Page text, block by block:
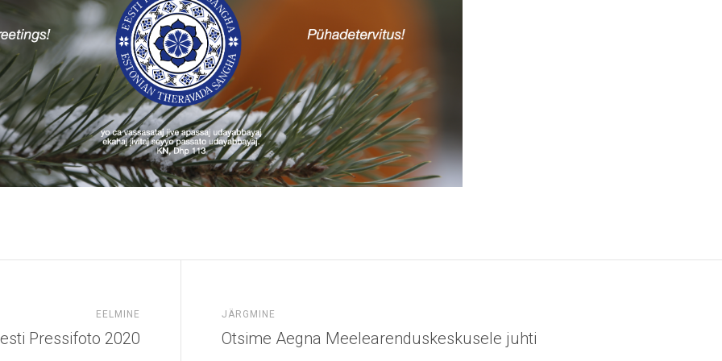
EELMINE
Pressifoto 2020
JÄRGMINE
Otsime Aegna Meelearenduskeskusele juhti